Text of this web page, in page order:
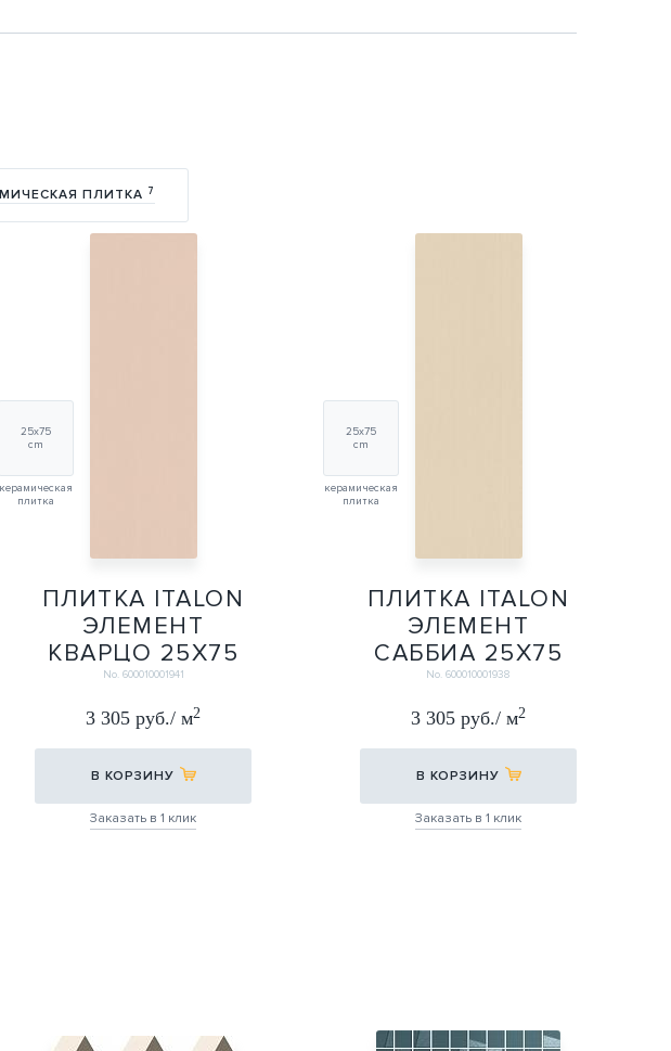
ПЛИТКА 7
25х75
cm
керамическая
плитка
ПЛИТКА ITALON
ЭЛЕМЕНТ
КВАРЦО 25Х75
25Х75
No. 600010001941
3 305 руб./ м2
В КОРЗИНУ
Заказать в 1 клик
25х75
cm
керамическая
плитка
ПЛИТКА ITALON
ЭЛЕМЕНТ
САББИА 25Х75
25Х75
No. 600010001938
3 305 руб./ м2
В КОРЗИНУ
Заказать в 1 клик